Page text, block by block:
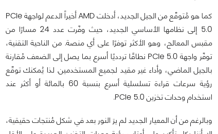
كما هو مُتوقّع من الجيل الجديد، أدخلت AMD أخيراً الدعم لواجهة PCIe
5.0 إلى نظامها الأساسي الجديد، حيث وفّرت عدد 24 مسارًا من
مقبس المعالج، وهو الأكثر توفرًا على أي منصة. من الناحية التقنية،
توفّر واجهة PCIe 5.0 نطاقًا تردديًا أسرع بما يصل إلى الضعف مُقارنة
بالجيل الماضي، وأداء غير مقيد لجميع المستخدمين. لذا يُمكنك توقّع
رؤية سرعات قراءة تسلسلية أسرع بنسبة 60 بالمائة أو أكثر عند
استخدام وحدات تخزين PCIe 5.0.
وبالرغم من أن المعيار الجديد لم يرَ النور بعد في شكل مُنتجات حقيقية،